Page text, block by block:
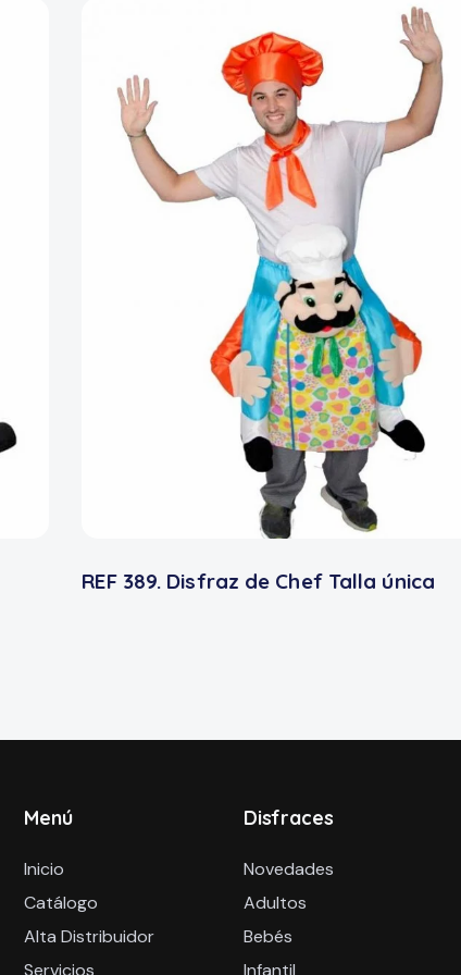
REF 389. Disfraz de Chef Talla única
Menú
Inicio
Catálogo
Alta Distribuidor
Servicios
Disfraces
Novedades
Adultos
Bebés
Infantil